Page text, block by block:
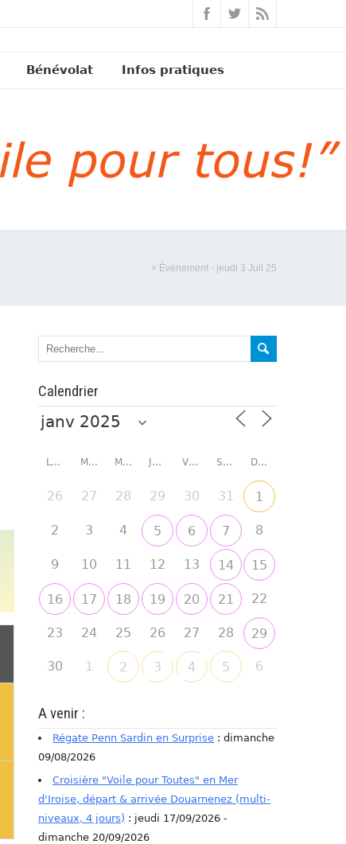
Bénévolat Infos pratiques
> Évènement - jeudi 3 Juil 25
Calendrier
LUNDI MARDI MERCREDI JEUDI VENDREDI SAMEDI DIMANCHE
26 27 28 29 30 31 1
2 3 4 5 6 7 8
9 10 11 12 13 14 15
16 17 18 19 20 21 22
23 24 25 26 27 28 29
30 1 2 3 4 5 6
A venir :
Régate Penn Sardin en Surprise : dimanche
09/08/2026
Croisière "Voile pour Toutes" en Mer
d'Iroise, départ & arrivée Douarnenez (multi-
niveaux, 4 jours) : jeudi 17/09/2026 -
dimanche 20/09/2026